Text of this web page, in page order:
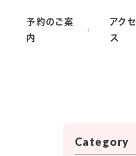
予約のご案
内
アクセ
ス
Category